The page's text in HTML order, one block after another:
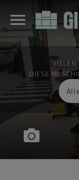
DIESE